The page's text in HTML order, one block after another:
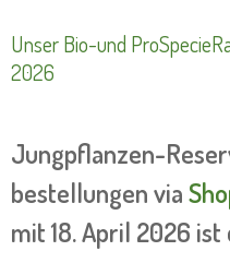
Unser Bio-und
2026
Jungpflanzen-
bestellungen via
mit 18. April 2026